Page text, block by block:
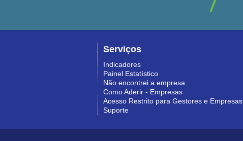
Serviços
Indicadores
Painel Estatístico
Não encontrei a empresa
Como Aderir - Empresas
Acesso Restrito para Gestores e Empresas
Suporte